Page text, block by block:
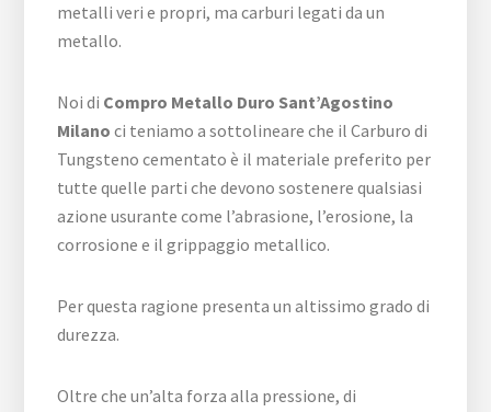
metalli veri e propri, ma carburi legati da un
metallo.
Noi di Compro Metallo Duro Sant’Agostino
Milanoci teniamo a sottolineare che il Carburo di
Tungsteno cementato è il materiale preferito per
tutte quelle parti che devono sostenere qualsiasi
azione usurante come l’abrasione, l’erosione, la
corrosione e il grippaggio metallico.
Per questa ragione presenta un altissimo grado di
durezza.
Oltre che un’alta forza alla pressione, di